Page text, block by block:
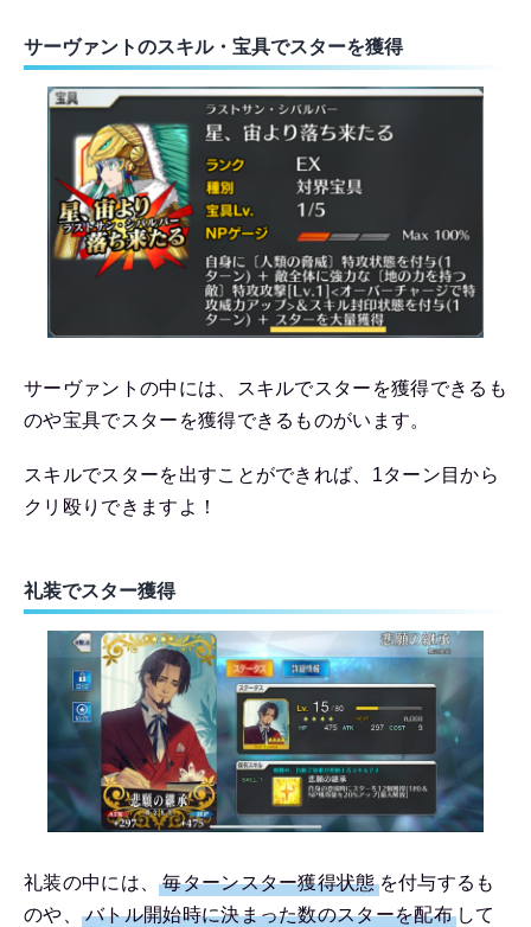
サーヴァントのスキル・宝具でスターを獲得
サーヴァントの中には、スキルでスターを獲得できるも
のや宝具でスターを獲得できるものがいます。
スキルでスターを出すことができれば、1ターン目から
クリ殴りできますよ！
礼装でスター獲得
礼装の中には、毎ターンスター獲得状態を付与するも
のや、
バトル開始時に決まった数のスターを配布 して